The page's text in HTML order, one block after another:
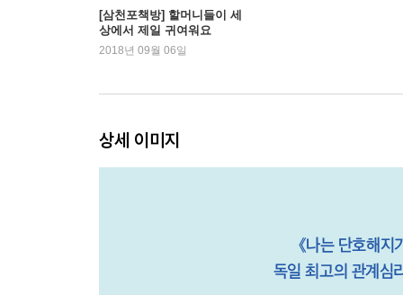
자극으로부터 중심 잡기
나를 보호하는 경계 짓기
타인과 세상을 향한 첫걸음
4장 이기주의자와 이타주의자 사이 : 외부 자극에
스트레스와 번아웃으로부터 벗어나기
[삼천포책방] 할머니들이 세
상에서 제일 귀여워요
2018년 09월 06일
상세 이미지